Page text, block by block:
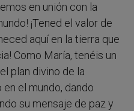
en unión con la
¡Tened el valor de
aquí en la tierra que
Como María, tenéis un
plan divino de la
el mundo, dando
su mensaje de paz y